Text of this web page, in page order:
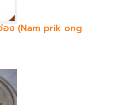
ง (Nam prik ong